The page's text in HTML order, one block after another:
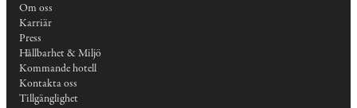
Om oss
Karriär
Press
Hållbarhet & Miljö
Kommande hotell
Kontakta oss
Tillgänglighet